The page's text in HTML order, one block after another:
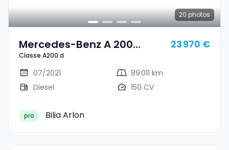
20 photos
Mercedes-Benz A 200
Classe A200 D
Classe A200 d
23 970 €
07/2021
89 011 km
Diesel
150 CV
pro Bilia Arlon